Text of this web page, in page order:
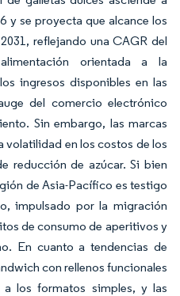
y se proyecta que alcance los
reflejando una CAGR del
orientada a la
ingresos disponibles en las
del comercio electrónico
Sin embargo, las marcas
volatilidad en los costos de los
reducción de azúcar. Si bien
de Asia-Pacífico es testigo
impulsado por la migración
de consumo de aperitivos y
En cuanto a tendencias de
con rellenos funcionales
los formatos simples, y las